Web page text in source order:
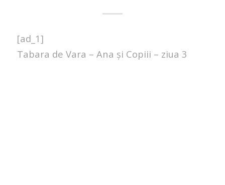
[ad_1]
Tabara de Vara – Ana și Copiii – ziua 3